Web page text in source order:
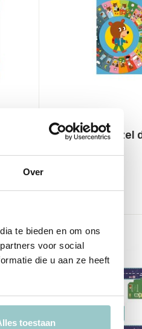
Over
te bieden en om ons
voor social
die u aan ze heeft
toestaan
Reuzen puzzel
Incl. btw